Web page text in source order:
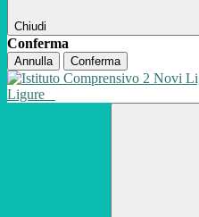
Chiudi
Conferma
Annulla Conferma
Ligure